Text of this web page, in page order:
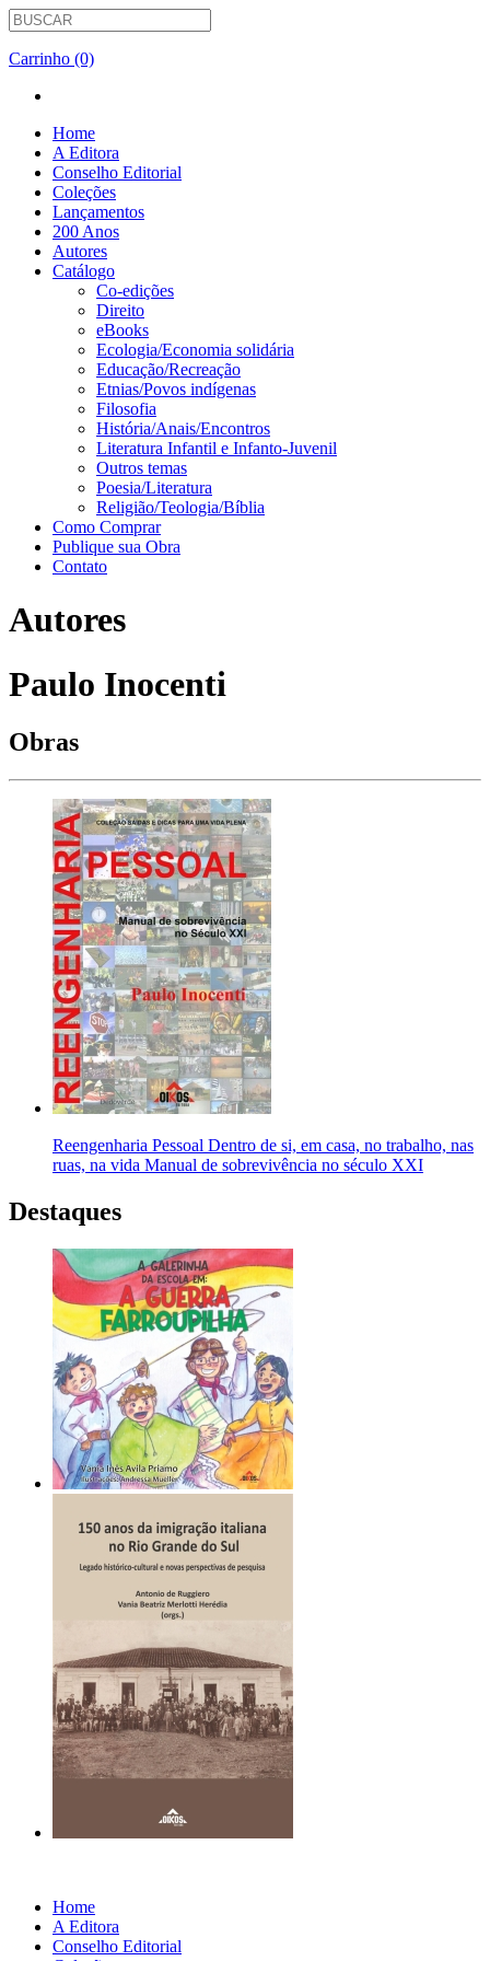
Carrinho (0)
Home
A Editora
Conselho Editorial
Coleções
Lançamentos
200 Anos
Autores
Catálogo
Co-edições
Direito
eBooks
Ecologia/Economia solidária
Educação/Recreação
Etnias/Povos indígenas
Filosofia
História/Anais/Encontros
Literatura Infantil e Infanto-Juvenil
Outros temas
Poesia/Literatura
Religião/Teologia/Bíblia
Como Comprar
Publique sua Obra
Contato
Autores
Paulo Inocenti
Obras
Reengenharia Pessoal Dentro de si, em casa, no trabalho, nas
ruas, na vida Manual de sobrevivência no século XXI
Destaques
Home
A Editora
Conselho Editorial